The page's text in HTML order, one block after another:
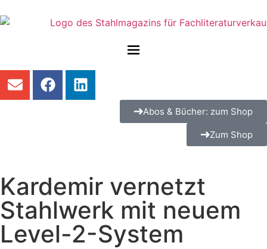
Abos & Bücher: zum Shop
Zum Shop
Kardemir vernetzt
Stahlwerk mit neuem
Level-2-System